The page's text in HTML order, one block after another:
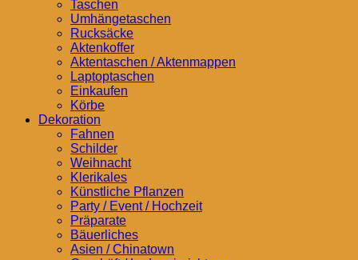
Taschen
Umhängetaschen
Rucksäcke
Aktenkoffer
Aktentaschen / Aktenmappen
Laptoptaschen
Einkaufen
Körbe
Dekoration
Fahnen
Schilder
Weihnacht
Klerikales
Künstliche Pflanzen
Party / Event / Hochzeit
Präparate
Bäuerliches
Asien / Chinatown